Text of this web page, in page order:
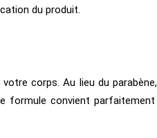
du produit.
corps. Au lieu du
formule convient